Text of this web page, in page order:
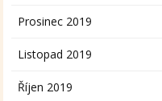
Prosinec 2019
Listopad 2019
Říjen 2019